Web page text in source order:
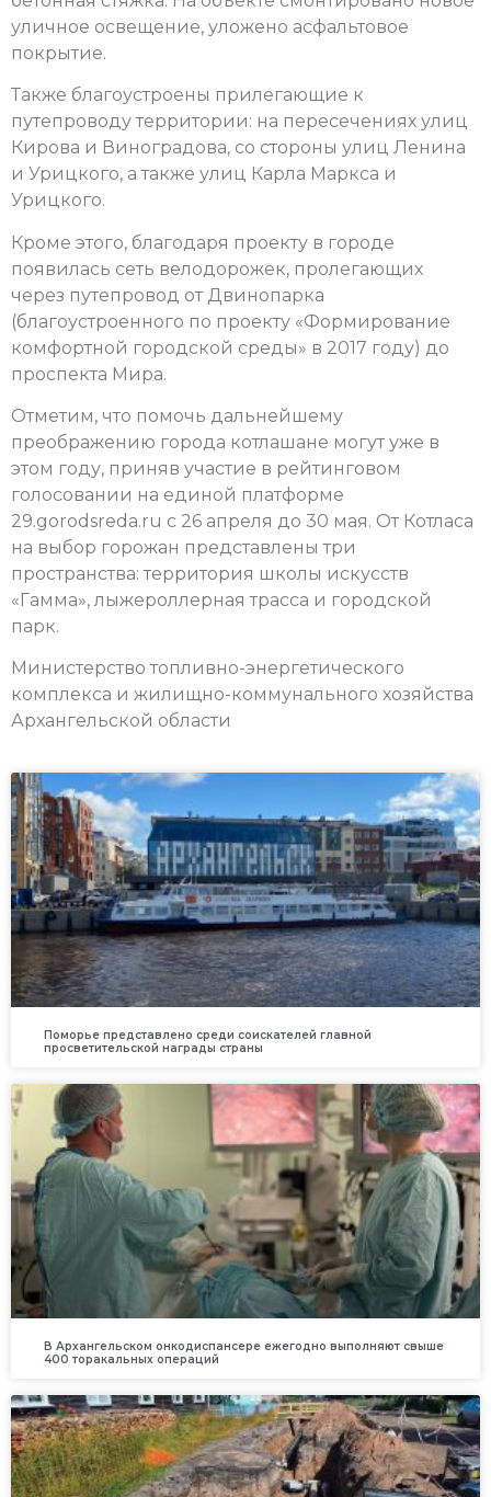
уличное освещение, уложено асфальтовое
покрытие.
Также благоустроены прилегающие к
путепроводу территории: на пересечениях улиц
Кирова и Виноградова, со стороны улиц Ленина
и Урицкого, а также улиц Карла Маркса и
Урицкого.
Кроме этого, благодаря проекту в городе
появилась сеть велодорожек, пролегающих
через путепровод от Двинопарка
(благоустроенного по проекту «Формирование
комфортной городской среды» в 2017 году) до
проспекта Мира.
Отметим, что помочь дальнейшему
преображению города котлашане могут уже в
этом году, приняв участие в рейтинговом
голосовании на единой платформе
29.gorodsreda.ru с 26 апреля до 30 мая. От Котласа
на выбор горожан представлены три
пространства: территория школы искусств
«Гамма», лыжероллерная трасса и городской
парк.
Министерство топливно-энергетического
комплекса и жилищно-коммунального хозяйства
Архангельской области
Поморье представлено среди соискателей главной
просветительской награды страны
В Архангельском онкодиспансере ежегодно выполняют свыше
400 торакальных операций